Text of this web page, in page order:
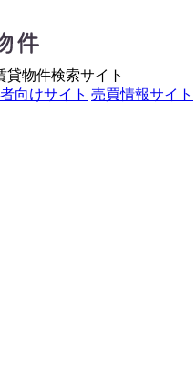
物件検索サイト
向けサイト 売買情報サイト